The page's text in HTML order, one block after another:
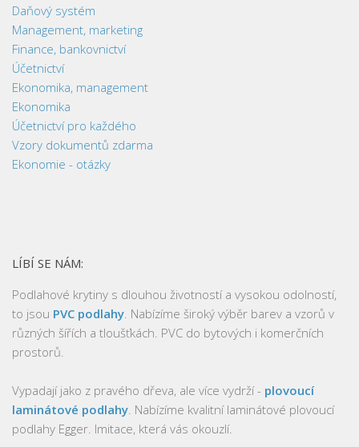
Daňový systém
Management, marketing
Finance, bankovnictví
Účetnictví
Ekonomika, management
Ekonomika
Účetnictví pro každého
Vzory dokumentů zdarma
Ekonomie - otázky
LÍBÍ SE NÁM:
Podlahové krytiny s dlouhou životností a vysokou odolností,
to jsou PVC podlahy . Nabízíme široký výběr barev a vzorů v
různých šířích a tloušťkách. PVC do bytových i komerčních
prostorů.
Vypadají jako z pravého dřeva, ale více vydrží - plovoucí
laminátové podlahy . Nabízíme kvalitní laminátové plovoucí
podlahy Egger. Imitace, která vás okouzlí.